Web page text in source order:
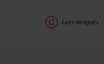
Leer después